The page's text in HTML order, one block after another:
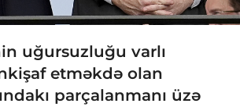
uğursuzluğu varlı
etməkdə olan
parçalanmanı üzə